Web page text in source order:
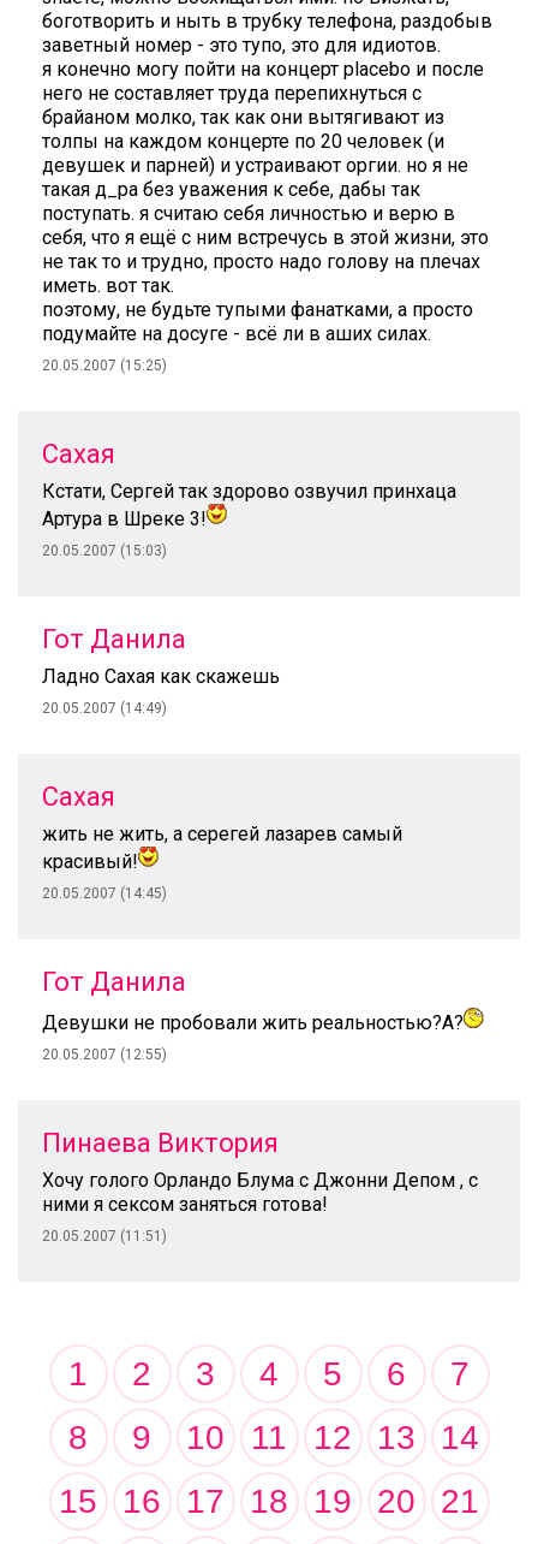
боготворить и ныть в трубку телефона, раздобыв
заветный номер - это тупо, это для идиотов.
я конечно могу пойти на концерт placebo и после
него не составляет труда перепихнуться с
брайаном молко, так как они вытягивают из
толпы на каждом концерте по 20 человек (и
девушек и парней) и устраивают оргии. но я не
такая д_ра без уважения к себе, дабы так
поступать. я считаю себя личностью и верю в
себя, что я ещё с ним встречусь в этой жизни, это
не так то и трудно, просто надо голову на плечах
иметь. вот так.
поэтому, не будьте тупыми фанатками, а просто
подумайте на досуге - всё ли в аших силах.
20.05.2007 (15:25)
Сахая
Кстати, Сергей так здорово озвучил принхаца
Артура в Шреке 3!
20.05.2007 (15:03)
Гот Данила
Ладно Сахая как скажешь
20.05.2007 (14:49)
Сахая
жить не жить, а серегей лазарев самый
красивый!
20.05.2007 (14:45)
Гот Данила
Девушки не пробовали жить реальностью?А?
20.05.2007 (12:55)
Пинаева Виктория
Хочу голого Орландо Блума с Джонни Депом , с
ними я сексом заняться готова!
20.05.2007 (11:51)
1 2 3 4 5 6
7
8
9 10 11 12 13
14
15
16 17 18 19 20
21